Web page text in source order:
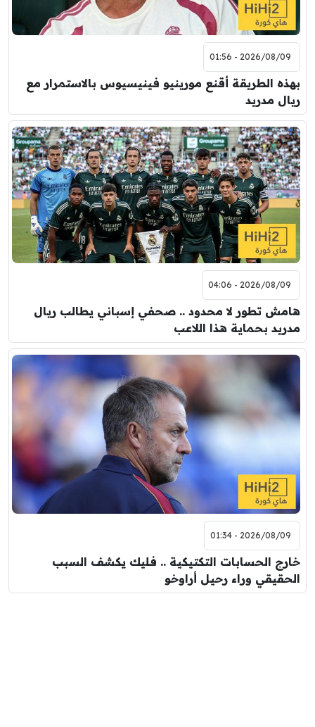
2026/08/09 - 01:56
بهذه الطريقة أقنع مورينيو فينيسيوس بالاستمرار مع
ريال مدريد
2026/08/09 - 04:06
هامش تطور لا محدود .. صحفي إسباني يطالب ريال
مدريد بحماية هذا اللاعب
2026/08/09 - 01:34
خارج الحسابات التكتيكية .. فليك يكشف السبب
الحقيقي وراء رحيل أراوخو